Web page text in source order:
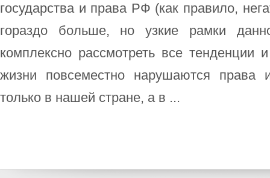
государства и права РФ (как правило,
гораздо больше, но узкие рамки
комплексно рассмотреть все
жизни повсеместно нарушаются
только в нашей стране, а в ...